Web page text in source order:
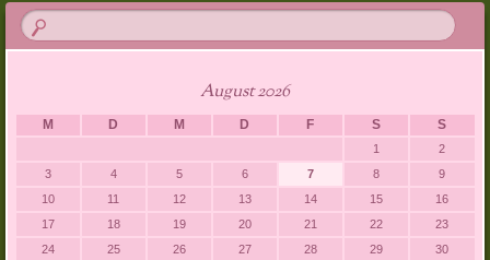
August 2026
M D M D F S S
1
2
3
4 5 6 7 8
9
10
11 12 13 14 15
16
17
18 19 20 21 22
23
24
25 26 27 28 29
30